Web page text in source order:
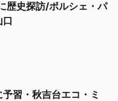
歴史探訪/ポルシェ・パ
習・秋吉台エコ・ミ